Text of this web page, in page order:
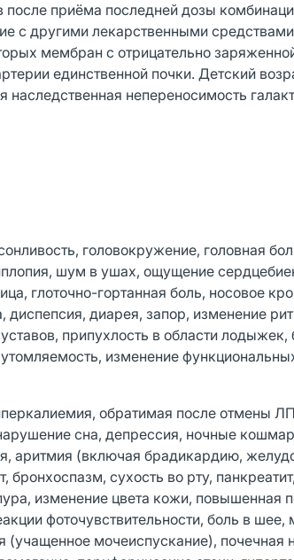
приёма последней дозы
с другими лекарственными
мембран с отрицательно
единственной почки. Детский
наследственная непереносимость
головокружение, головная
шум в ушах, ощущение
глоточно-гортанная боль, носовое
диарея, запор, изменение
припухлость в области лодыжек,
изменение
обратимая после отмены
сна, депрессия, ночные
аритмия (включая брадикардию,
сухость во рту,
изменение цвета кожи, повышенная
фоточувствительности, боль в
мочеиспускание), почечная